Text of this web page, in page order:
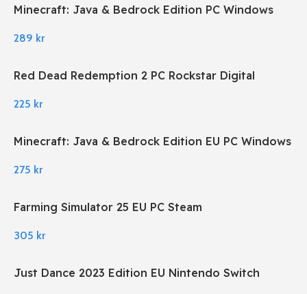
Minecraft: Java & Bedrock Edition PC Windows
289 kr
Red Dead Redemption 2 PC Rockstar Digital
225 kr
Minecraft: Java & Bedrock Edition EU PC Windows
275 kr
Farming Simulator 25 EU PC Steam
305 kr
Just Dance 2023 Edition EU Nintendo Switch